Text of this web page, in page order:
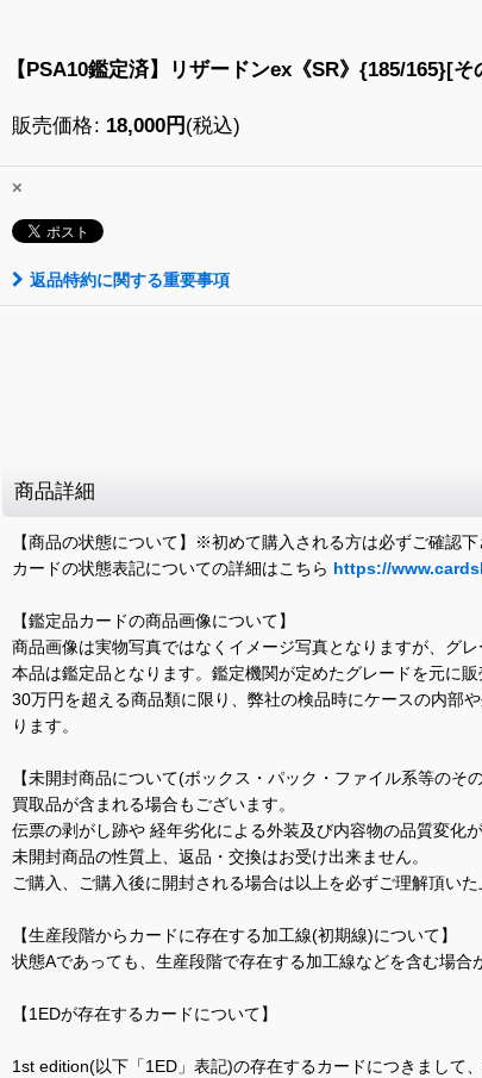
【PSA10鑑定済】リザードンex《SR》{185/165}[そ
販売価格: 18,000円 (税込)
×
返品特約に関する重要事項
商品詳細
【商品の状態について】※初めて購入される方は必ずご確認下
カードの状態表記についての詳細はこちら https://
【鑑定品カードの商品画像について】
商品画像は実物写真ではなくイメージ写真となりますが、グ
本品は鑑定品となります。鑑定機関が定めたグレードを元に
30万円を超える商品類に限り、弊社の検品時にケースの内部
ります。
【未開封商品について(ボックス・パック・ファイル系等のそ
買取品が含まれる場合もございます。
伝票の剥がし跡や 経年劣化による外装及び内容物の品質変化
未開封商品の性質上、返品・交換はお受け出来ません。
ご購入、ご購入後に開封される場合は以上を必ずご理解頂いた
【生産段階からカードに存在する加工線(初期線)について】
状態Aであっても、生産段階で存在する加工線などを含む場
【1EDが存在するカードについて】
1st edition(以下「1ED」表記)の存在するカードにつきまして